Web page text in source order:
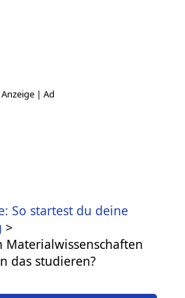
So startest du deine
Materialwissenschaften
das studieren?